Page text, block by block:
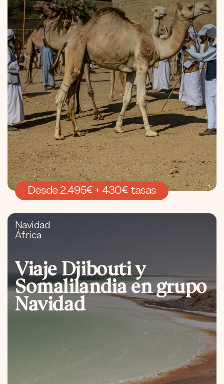
Desde 2.495€ + 430€ tasas
Navidad
África
Viaje Djibouti y
Somalilandia en grupo
Navidad